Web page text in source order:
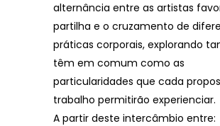
alternância entre as artistas
partilha e o cruzamento de
práticas corporais, explorando
têm em comum como as
particularidades que cada
trabalho permitirão experienciar.
A partir deste intercâmbio entre: